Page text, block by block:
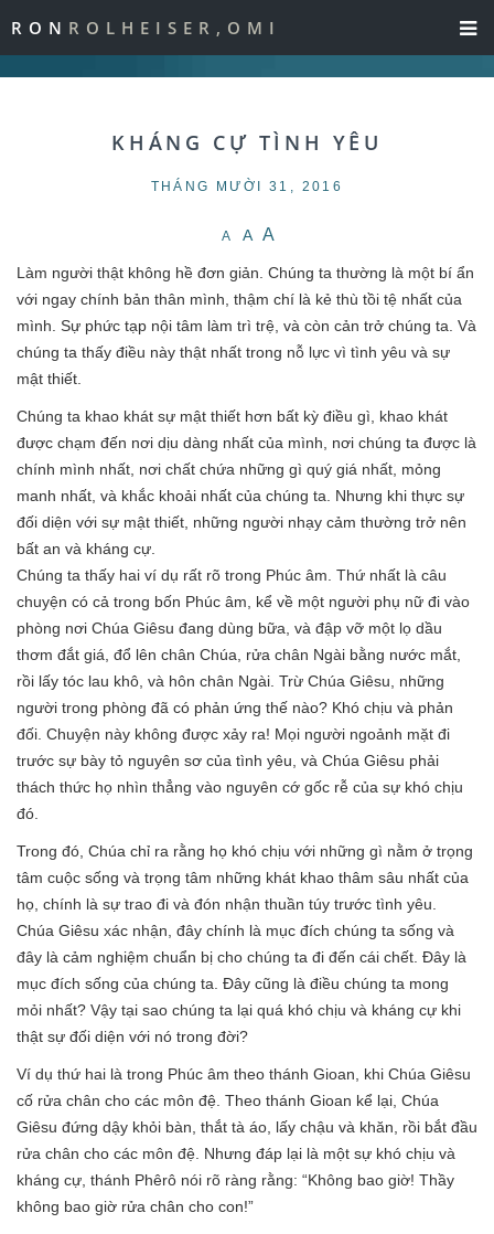
RON ROLHEISER,OMI
KHÁNG CỰ TÌNH YÊU
THÁNG MƯỜI 31, 2016
A A A
Làm người thật không hề đơn giản. Chúng ta thường là một bí ẩn
với ngay chính bản thân mình, thậm chí là kẻ thù tồi tệ nhất của
mình. Sự phức tạp nội tâm làm trì trệ, và còn cản trở chúng ta. Và
chúng ta thấy điều này thật nhất trong nỗ lực vì tình yêu và sự
mật thiết.
Chúng ta khao khát sự mật thiết hơn bất kỳ điều gì, khao khát
được chạm đến nơi dịu dàng nhất của mình, nơi chúng ta được là
chính mình nhất, nơi chất chứa những gì quý giá nhất, mỏng
manh nhất, và khắc khoải nhất của chúng ta. Nhưng khi thực sự
đối diện với sự mật thiết, những người nhạy cảm thường trở nên
bất an và kháng cự.
Chúng ta thấy hai ví dụ rất rõ trong Phúc âm. Thứ nhất là câu
chuyện có cả trong bốn Phúc âm, kể về một người phụ nữ đi vào
phòng nơi Chúa Giêsu đang dùng bữa, và đập vỡ một lọ dầu
thơm đắt giá, đổ lên chân Chúa, rửa chân Ngài bằng nước mắt,
rồi lấy tóc lau khô, và hôn chân Ngài. Trừ Chúa Giêsu, những
người trong phòng đã có phản ứng thế nào? Khó chịu và phản
đối. Chuyện này không được xảy ra! Mọi người ngoảnh mặt đi
trước sự bày tỏ nguyên sơ của tình yêu, và Chúa Giêsu phải
thách thức họ nhìn thẳng vào nguyên cớ gốc rễ của sự khó chịu
đó.
Trong đó, Chúa chỉ ra rằng họ khó chịu với những gì nằm ở trọng
tâm cuộc sống và trọng tâm những khát khao thâm sâu nhất của
họ, chính là sự trao đi và đón nhận thuần túy trước tình yêu.
Chúa Giêsu xác nhận, đây chính là mục đích chúng ta sống và
đây là cảm nghiệm chuẩn bị cho chúng ta đi đến cái chết. Đây là
mục đích sống của chúng ta. Đây cũng là điều chúng ta mong
mỏi nhất? Vậy tại sao chúng ta lại quá khó chịu và kháng cự khi
thật sự đối diện với nó trong đời?
Ví dụ thứ hai là trong Phúc âm theo thánh Gioan, khi Chúa Giêsu
cố rửa chân cho các môn đệ. Theo thánh Gioan kể lại, Chúa
Giêsu đứng dậy khỏi bàn, thắt tà áo, lấy chậu và khăn, rồi bắt đầu
rửa chân cho các môn đệ. Nhưng đáp lại là một sự khó chịu và
kháng cự, thánh Phêrô nói rõ ràng rằng: “Không bao giờ! Thầy
không bao giờ rửa chân cho con!”